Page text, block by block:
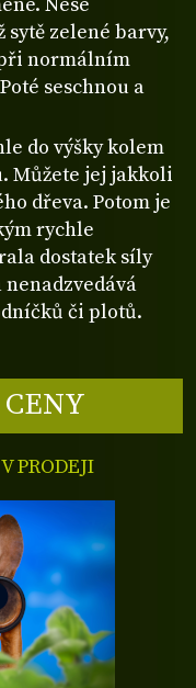
Nese
zelené barvy,
normálním
seschnou a
do výšky kolem
Můžete jej jakkoli
dřeva. Potom je
rychle
dostatek síly
či plotů.
PRODEJI